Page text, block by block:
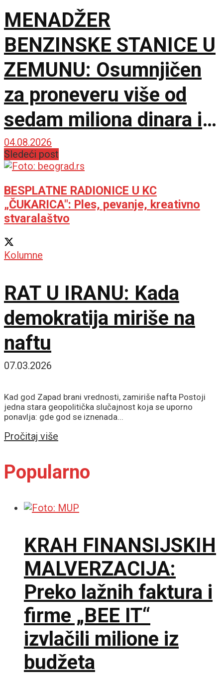
MENADŽER
BENZINSKE STANICE U
ZEMUNU: Osumnjičen
za proneveru više od
sedam miliona dinara i
28.000 evra
04.08.2026
Sledeći post
BESPLATNE RADIONICE U KC
„ČUKARICA": Ples, pevanje, kreativno
stvaralaštvo
Kolumne
RAT U IRANU: Kada
demokratija miriše na
naftu
07.03.2026
Kad god Zapad brani vrednosti, zamiriše nafta Postoji
jedna stara geopolitička slučajnost koja se uporno
ponavlja: gde god se iznenada...
Pročitaj više
Popularno
KRAH FINANSIJSKIH
MALVERZACIJA:
Preko lažnih faktura i
firme „BEE IT“
izvlačili milione iz
budžeta